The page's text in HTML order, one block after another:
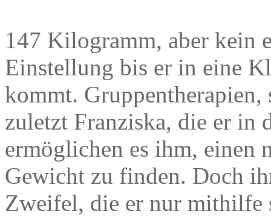
147 Kilogramm, aber kein
Einstellung bis er in eine
kommt.
zuletzt Franziska, die er in
ermöglichen es ihm, einen
Gewicht zu finden. Doch
Zweifel, die er nur mithilfe